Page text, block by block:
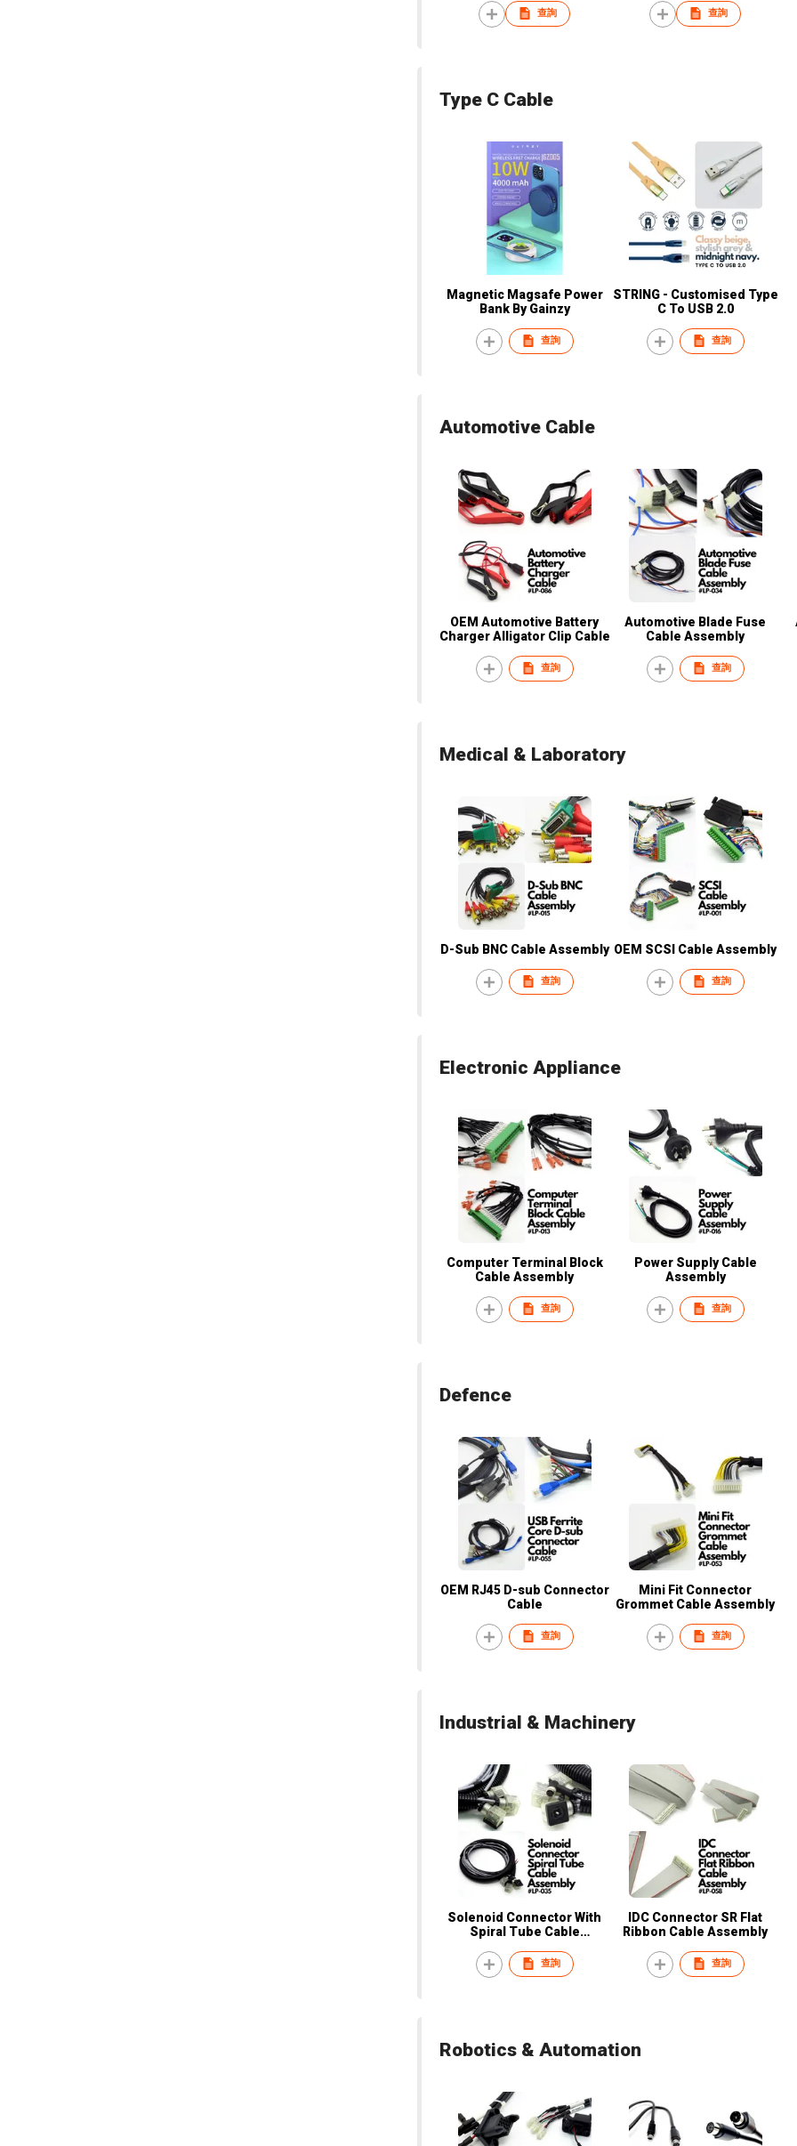
查詢 查詢
Type C Cable
Magnetic Magsafe Power
Bank By Gainzy
查詢
STRING - Customised Type
C To USB 2.0
查詢
Automotive Cable
OEM Automotive Battery
Charger Alligator Clip Cable
查詢
Automotive Blade Fuse
Cable Assembly
查詢
Medical & Laboratory
D-Sub BNC Cable Assembly
查詢
OEM SCSI Cable Assembly
查詢
Electronic Appliance
Computer Terminal Block
Cable Assembly
查詢
Power Supply Cable
Assembly
查詢
Defence
OEM RJ45 D-sub Connector
Cable
查詢
Mini Fit Connector
Grommet Cable Assembly
查詢
Industrial & Machinery
Solenoid Connector With
Spiral Tube Cable
查詢
IDC Connector SR Flat
Ribbon Cable Assembly
查詢
Robotics & Automation